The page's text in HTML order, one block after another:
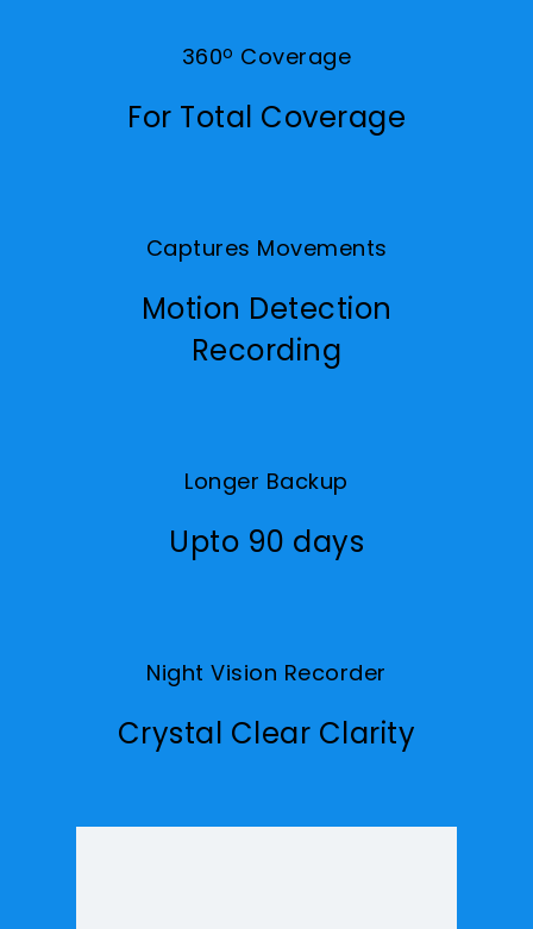
360o Coverage
For Total Coverage
Captures Movements
Motion Detection
Recording
Longer Backup
Upto 90 days
Night Vision Recorder
Crystal Clear Clarity